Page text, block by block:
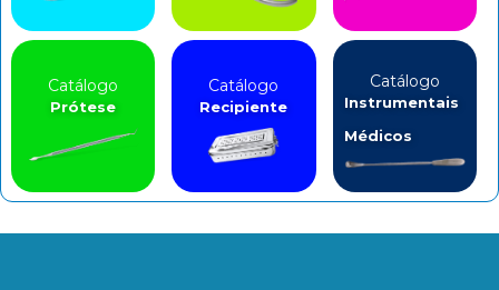
Catálogo
Prótese
Catálogo
Recipiente
Catálogo
Instrumentais
Médicos